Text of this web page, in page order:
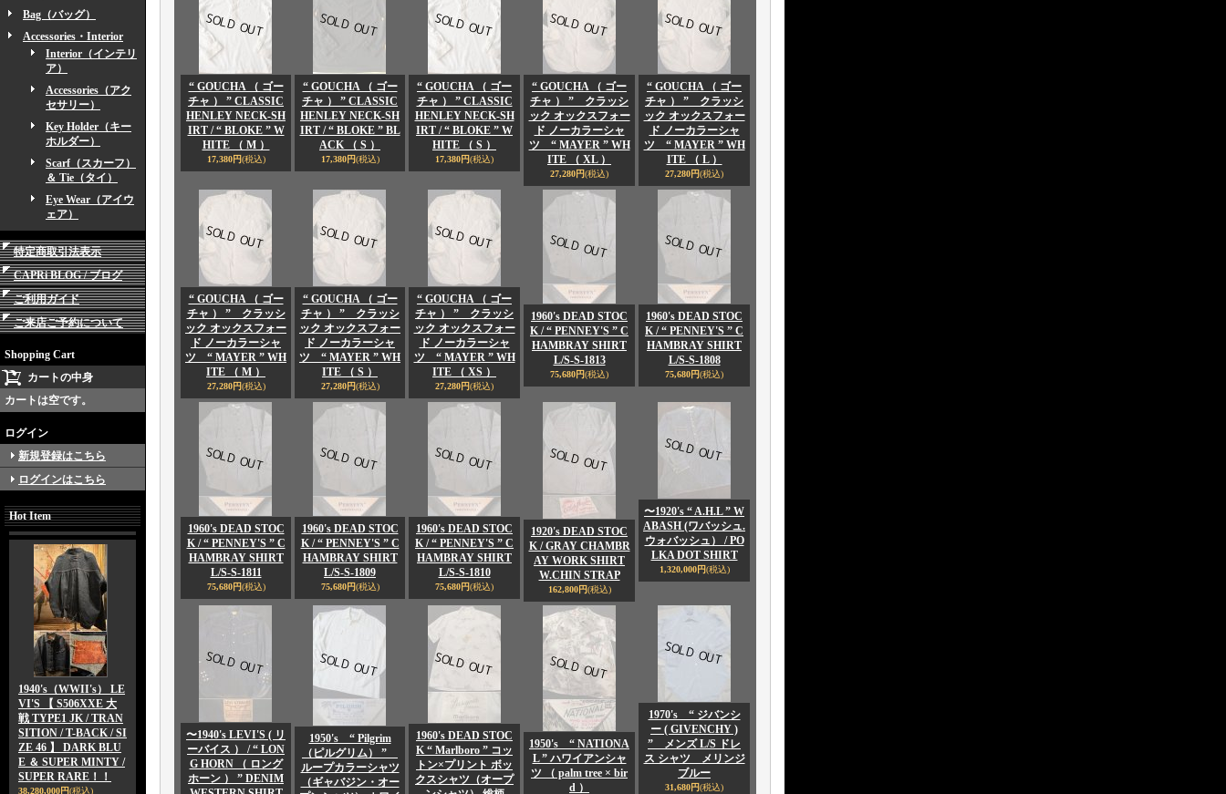
Bag（バッグ）
Accessories・Interior
Interior（インテリ
ア）
Accessories（アク
セサリー）
Key Holder（キー
ホルダー）
Scarf（スカーフ）
＆ Tie（タイ）
Eye Wear（アイウ
ェア）
特定商取引法表示
CAPRi BLOG / ブログ
ご利用ガイド
ご来店ご予約について
Shopping Cart
カートの中身
カートは空です。
ログイン
新規登録はこちら
ログインはこちら
Hot Item
1940's（WWII's） LE
VI'S 【 S506XXE 大
戦 TYPE1 JK / TRAN
SITION / T-BACK / SI
ZE 46 】 DARK BLU
E ＆ SUPER MINTY /
SUPER RARE！！
38,280,000円(税込)
“ GOUCHA （ ゴー
チャ ） ” CLASSIC
HENLEY NECK-SH
IRT / “ BLOKE ” W
HITE （ M ）
17,380円(税込)
“ GOUCHA （ ゴー
チャ ） ” CLASSIC
HENLEY NECK-SH
IRT / “ BLOKE ” BL
ACK （ S ）
17,380円(税込)
“ GOUCHA （ ゴー
チャ ） ” CLASSIC
HENLEY NECK-SH
IRT / “ BLOKE ” W
HITE （ S ）
17,380円(税込)
“ GOUCHA （ ゴー
チャ ） ” クラッシ
ック オックスフォー
ド ノーカラーシャ
ツ “ MAYER ” WH
ITE （ XL ）
27,280円(税込)
“ GOUCHA （ ゴー
チャ ） ” クラッシ
ック オックスフォー
ド ノーカラーシャ
ツ “ MAYER ” WH
ITE （ L ）
27,280円(税込)
“ GOUCHA （ ゴー
チャ ） ” クラッシ
ック オックスフォー
ド ノーカラーシャ
ツ “ MAYER ” WH
ITE （ M ）
27,280円(税込)
“ GOUCHA （ ゴー
チャ ） ” クラッシ
ック オックスフォー
ド ノーカラーシャ
ツ “ MAYER ” WH
ITE （ S ）
27,280円(税込)
“ GOUCHA （ ゴー
チャ ） ” クラッシ
ック オックスフォー
ド ノーカラーシャ
ツ “ MAYER ” WH
ITE （ XS ）
27,280円(税込)
1960's DEAD STOC
K / “ PENNEY'S ” C
HAMBRAY SHIRT
L/S-S-1813
75,680円(税込)
1960's DEAD STOC
K / “ PENNEY'S ” C
HAMBRAY SHIRT
L/S-S-1808
75,680円(税込)
1960's DEAD STOC
K / “ PENNEY'S ” C
HAMBRAY SHIRT
L/S-S-1811
75,680円(税込)
1960's DEAD STOC
K / “ PENNEY'S ” C
HAMBRAY SHIRT
L/S-S-1809
75,680円(税込)
1960's DEAD STOC
K / “ PENNEY'S ” C
HAMBRAY SHIRT
L/S-S-1810
75,680円(税込)
1920's DEAD STOC
K / GRAY CHAMBR
AY WORK SHIRT
W.CHIN STRAP
162,800円(税込)
〜1920's “ A.H.L ” W
ABASH (ワバッシュ.
ウォバッシュ） / PO
LKA DOT SHIRT
1,320,000円(税込)
〜1940's LEVI'S ( リ
ーバイス ） / “ LON
G HORN （ ロング
ホーン ） ” DENIM
1950's “ Pilgrim
（ピルグリム） ”
ループカラーシャツ
（ギャバジン・オー
1960's DEAD STOC
K “ Marlboro ” コッ
トン×プリント ボッ
クスシャツ（オープ
1950's “ NATIONA
L ” ハワイアンシャ
ツ （ palm tree × bir
d ）
1970's “ ジバンシ
ー ( GIVENCHY )
” メンズ L/S ドレ
ス シャツ メリンジ
ブルー
31,680円(税込)